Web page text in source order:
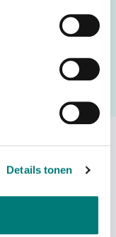
Details tonen
product? Then fill